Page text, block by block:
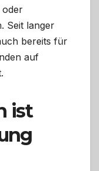
oder
Seit langer
bereits für
auf
ist